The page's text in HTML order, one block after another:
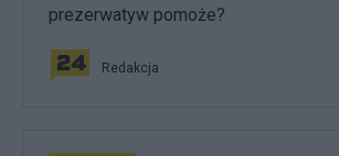
prezerwatyw pomoże?
Redakcja